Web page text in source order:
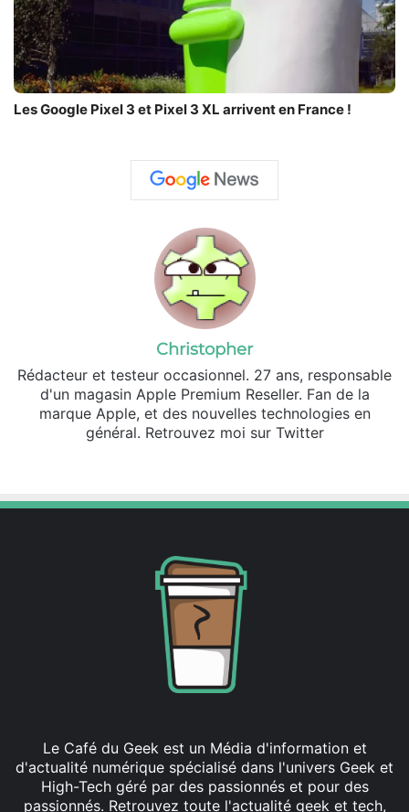
Les Google Pixel 3 et Pixel 3 XL arrivent en France !
Christopher
Rédacteur et testeur occasionnel. 27 ans, responsable
d'un magasin Apple Premium Reseller. Fan de la
marque Apple, et des nouvelles technologies en
général. Retrouvez moi sur Twitter
Le Café du Geek est un Média d'information et
d'actualité numérique spécialisé dans l'univers Geek et
High-Tech géré par des passionnés et pour des
passionnés. Retrouvez toute l'actualité geek et tech,